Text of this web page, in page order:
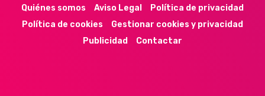
Quiénes somos Aviso Legal
Política de privacidad
Política de cookies
Gestionar cookies y privacidad
Publicidad
Contactar